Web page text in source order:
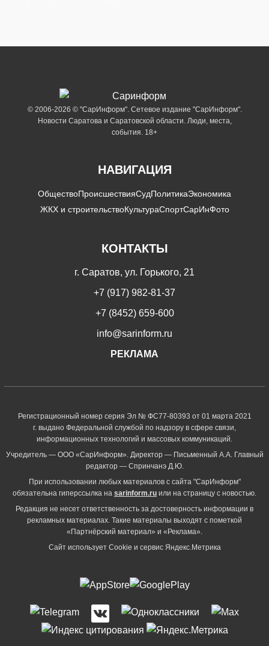
© 2006-2026 © "СарИнформ". Сетевое издание "СарИнформ".
Новости Саратова и Саратовской области. Люди, места,
события. 18+
НАВИГАЦИЯ
ОбществоПроисшествияСудПолитикаЭкономика
ЖКХ и строительствоКультураСпортСарИнФото
КОНТАКТЫ
г. Саратов, ул. Горького, 21
+7 (917) 982-81-37
+7 (8452) 659-600
info@sarinform.ru
РЕКЛАМА
Регистрационный номер серия Эл № ФС77-80393 от 01 марта 2021
г. выдано Федеральной службой по надзору в сфере связи,
информационных технологий и массовых коммуникаций.
Учредитель — ООО «СарИнформ». Директор — Письменный А.А. Главный
редактор — Спринчанэ Д.Ю.
При использовании любых материалов с сайта "СарИнформ"
обязательна гиперссылка на sarinform.ru или на страницу с новостью.
Редакция не несет ответственность за достоверность информации в
рекламных материалах. Такие материалы выходят с пометкой
«Партнёрский материал» и «Реклама».
Сайт использует Cookie и сервиc Яндекс.Метрика